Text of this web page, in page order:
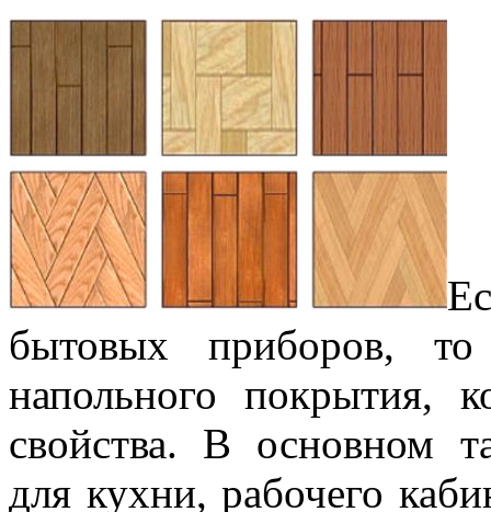
бытовых приборов,
напольного покрытия,
свойства. В основном
для кухни, рабочего